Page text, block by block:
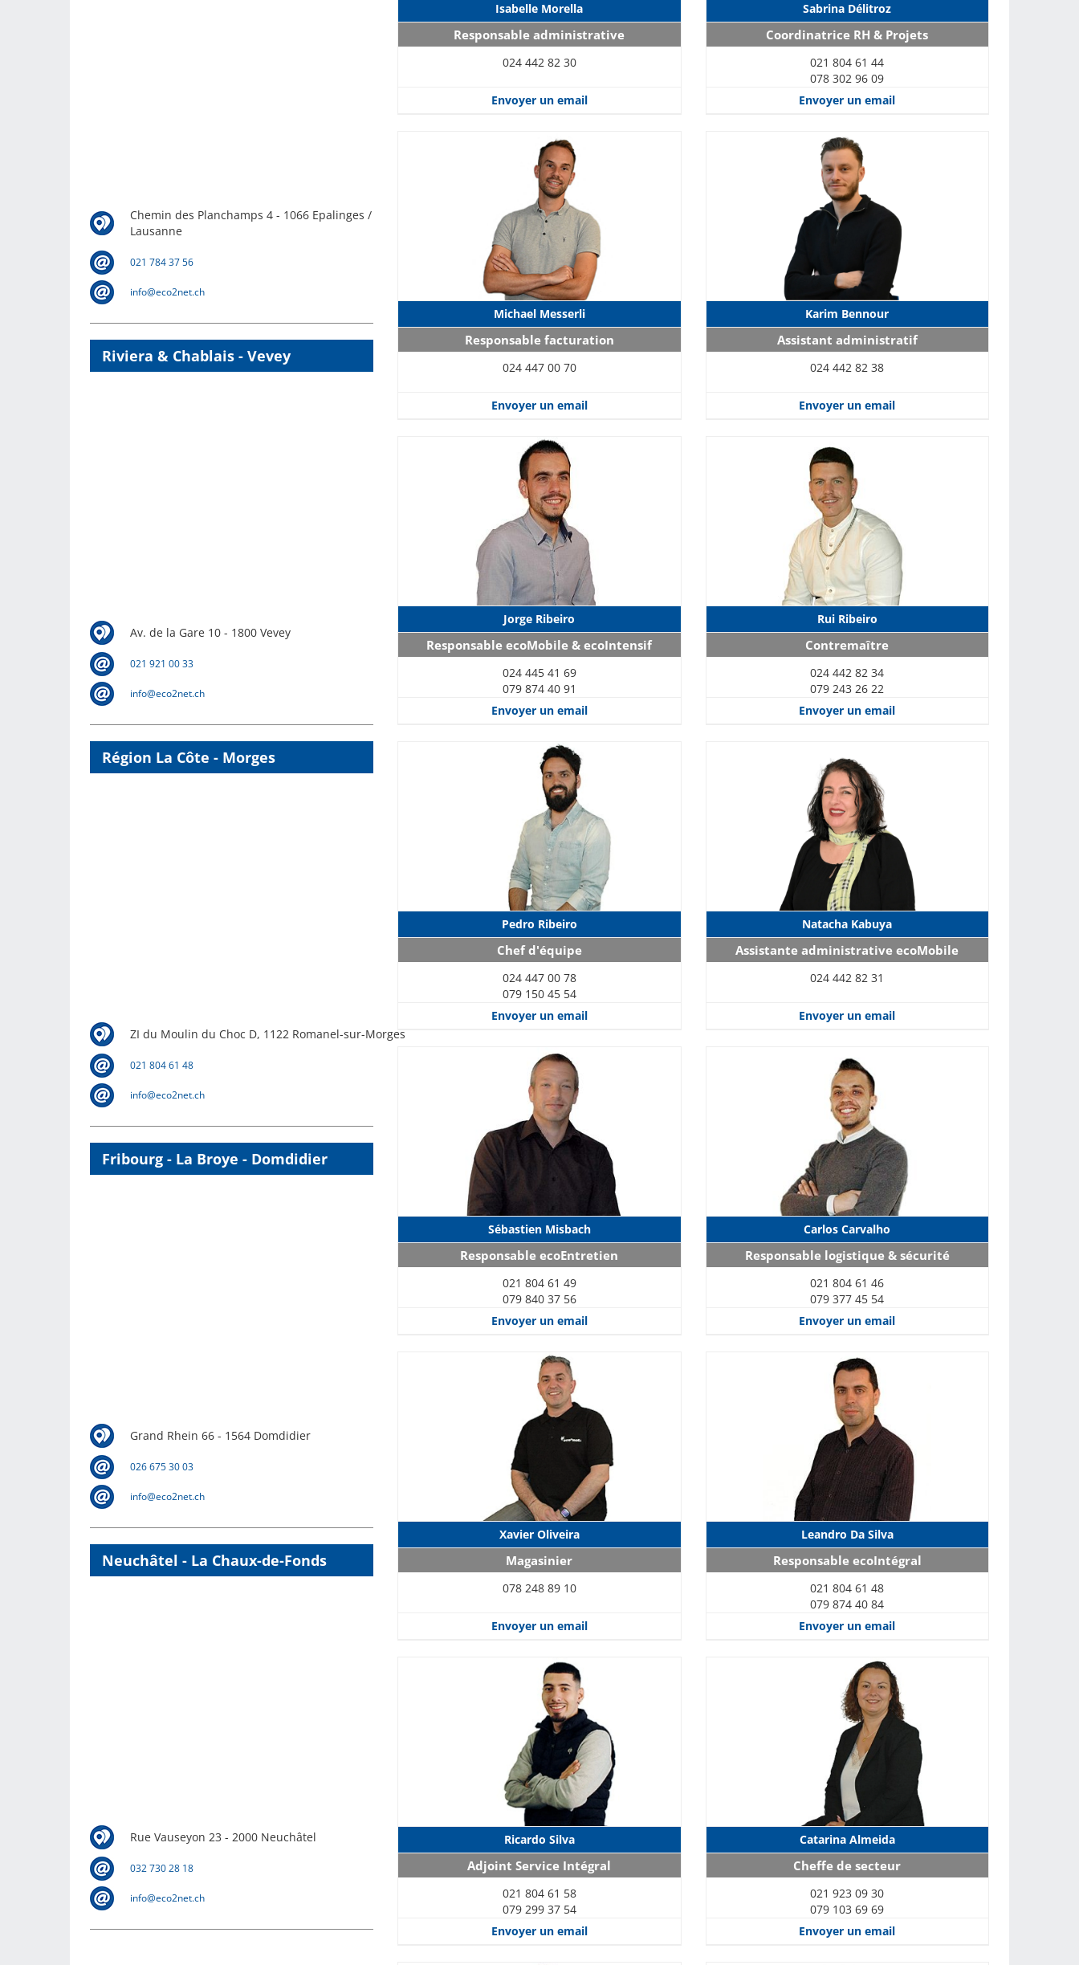
Chemin des Planchamps 4 - 1066 Epalinges /
Lausanne
021 784 37 56
info@eco2net.ch
Riviera & Chablais - Vevey
Av. de la Gare 10 - 1800 Vevey
021 921 00 33
info@eco2net.ch
Région La Côte - Morges
ZI du Moulin du Choc D, 1122 Romanel-sur-Morges
021 804 61 48
info@eco2net.ch
Fribourg - La Broye - Domdidier
Grand Rhein 66 - 1564 Domdidier
026 675 30 03
info@eco2net.ch
Neuchâtel - La Chaux-de-Fonds
Rue Vauseyon 23 - 2000 Neuchâtel
032 730 28 18
info@eco2net.ch
Isabelle Morella
Responsable administrative
024 442 82 30
Envoyer un email
Sabrina Délitroz
Coordinatrice RH & Projets
021 804 61 44
078 302 96 09
Envoyer un email
Michael Messerli
Responsable facturation
024 447 00 70
Envoyer un email
Karim Bennour
Assistant administratif
024 442 82 38
Envoyer un email
Jorge Ribeiro
Responsable ecoMobile & ecoIntensif
024 445 41 69
079 874 40 91
Envoyer un email
Rui Ribeiro
Contremaître
024 442 82 34
079 243 26 22
Envoyer un email
Pedro Ribeiro
Chef d'équipe
024 447 00 78
079 150 45 54
Envoyer un email
Natacha Kabuya
Assistante administrative ecoMobile
024 442 82 31
Envoyer un email
Sébastien Misbach
Responsable ecoEntretien
021 804 61 49
079 840 37 56
Envoyer un email
Carlos Carvalho
Responsable logistique & sécurité
021 804 61 46
079 377 45 54
Envoyer un email
Xavier Oliveira
Magasinier
078 248 89 10
Envoyer un email
Leandro Da Silva
Responsable ecoIntégral
021 804 61 48
079 874 40 84
Envoyer un email
Ricardo Silva
Adjoint Service Intégral
021 804 61 58
079 299 37 54
Envoyer un email
Catarina Almeida
Cheffe de secteur
021 923 09 30
079 103 69 69
Envoyer un email